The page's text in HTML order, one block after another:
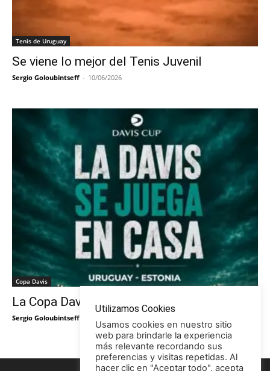
Tenis de Uruguay
Se viene lo mejor del Tenis Juvenil
Sergio Goloubintseff - 10/06/2026
Copa Davis
La Copa Davis vuelve al Círculo
Sergio Goloubintseff
Utilizamos Cookies
Usamos cookies en nuestro sitio
web para brindarle la experiencia
más relevante recordando sus
preferencias y visitas repetidas. Al
hacer clic en "Aceptar todo", acepta